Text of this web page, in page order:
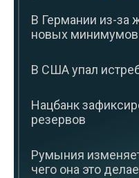
В Германии из-за
новых минимумов
В США упал
Нацбанк
резервов
Румыния
чего она это